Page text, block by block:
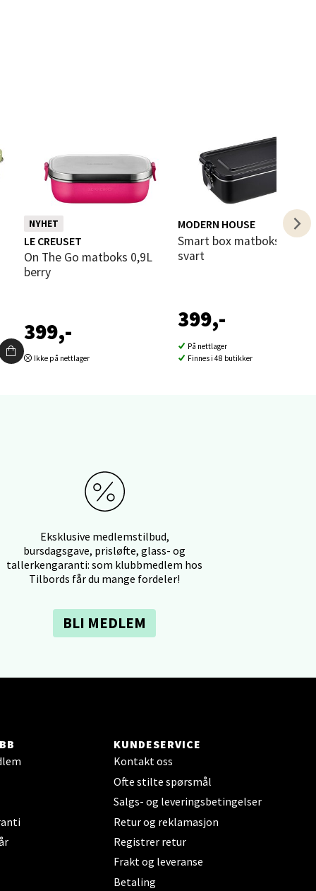
NYHET
LE CREUSET
On The Go matboks 0,9L
berry
399,-
Ikke på nettlager
MODERN HOUSE
Smart box matboks 1,2L
svart
399,-
På nettlager
Finnes i 48 butikker
Eksklusive medlemstilbud,
bursdagsgave, prisløfte, glass- og
tallerkengaranti: som klubbmedlem hos
Tilbords får du mange fordeler!
BLI MEDLEM
KUNDESERVICE
Kontakt oss
Ofte stilte spørsmål
Salgs- og leveringsbetingelser
Retur og reklamasjon
Registrer retur
Frakt og leveranse
Betaling